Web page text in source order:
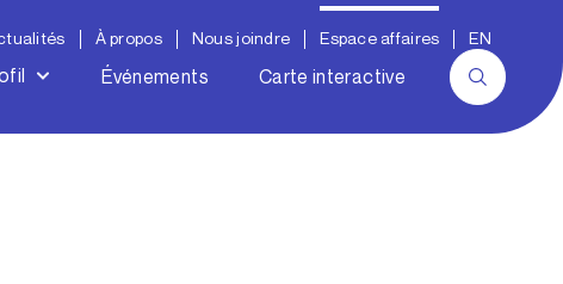
À propos Nous joindre Espace affaires EN
Événements Carte interactive